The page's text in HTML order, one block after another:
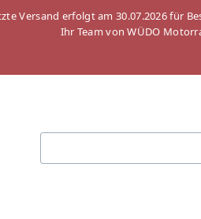
Versand erfolgt am 30.07.2026
Ihr Team von WÜDO